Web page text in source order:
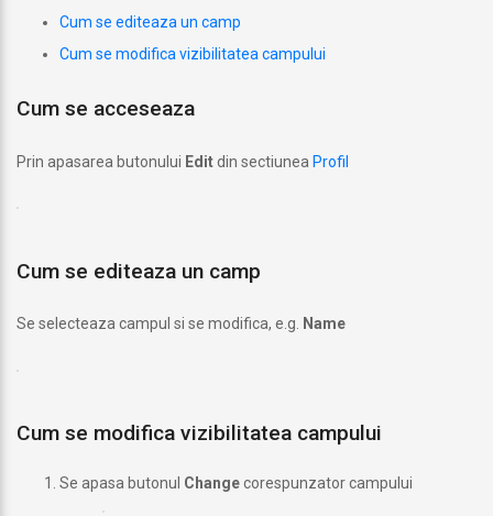
Cum se editeaza un camp
Cum se modifica vizibilitatea campului
Cum se acceseaza
Prin apasarea butonului Editdin sectiunea Profil
Cum se editeaza un camp
Se selecteaza campul si se modifica, e.g. Name
Cum se modifica vizibilitatea campului
Se apasa butonul Changecorespunzator campului